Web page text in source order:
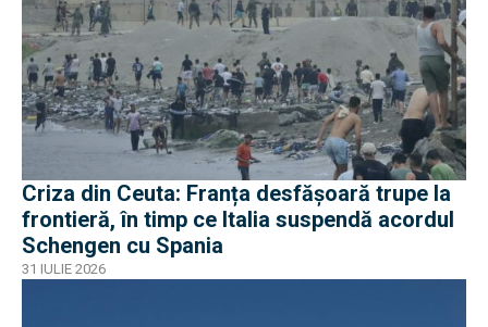
Criza din Ceuta: Franța desfășoară trupe la
frontieră, în timp ce Italia suspendă acordul
Schengen cu Spania
31 IULIE 2026